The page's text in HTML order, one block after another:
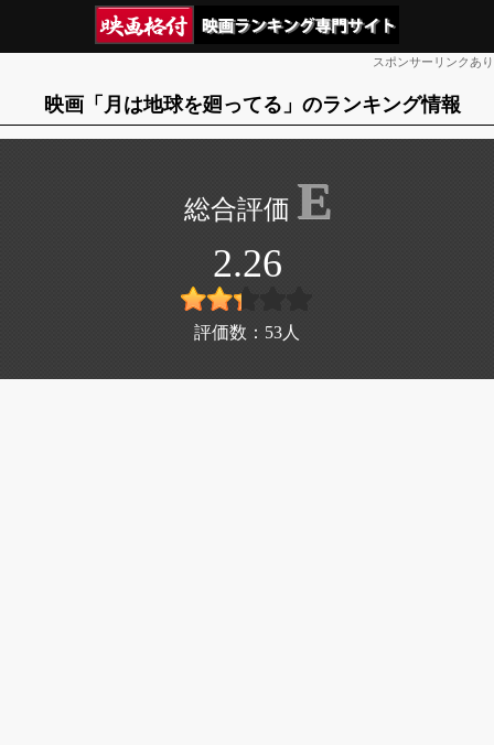
スポンサーリンクあり
映画「月は地球を廻ってる」のランキング情報
E
2.26
評価数： 53 人